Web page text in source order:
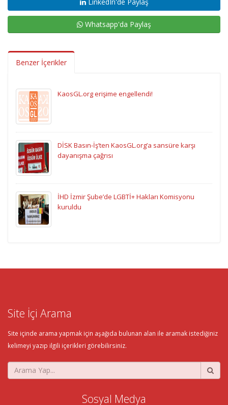
Whatsapp'da Paylaş
Benzer İçerikler
KaosGL.org erişime engellendi!
DİSK Basın-İş’ten KaosGL.org’a sansüre karşı
dayanışma çağrısı
İHD İzmir Şube’de LGBTİ+ Hakları Komisyonu
kuruldu
Site İçi Arama
Site içinde arama yapmak için aşağıda bulunan alan ile aramak istediğiniz
kelimeyi yazıp ilgili içerikleri görebilirsiniz.
Sosyal Medya